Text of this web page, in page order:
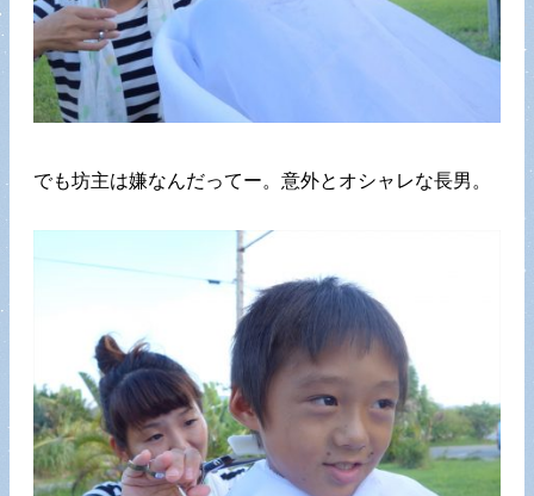
でも坊主は嫌なんだってー。意外とオシャレな長男。